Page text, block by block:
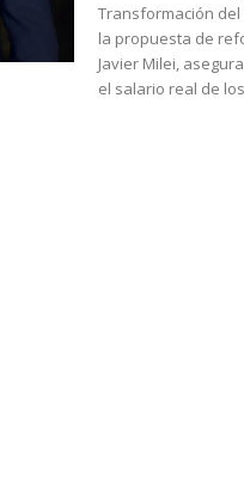
Transformación
la propuesta de
Javier Milei,
el salario real de